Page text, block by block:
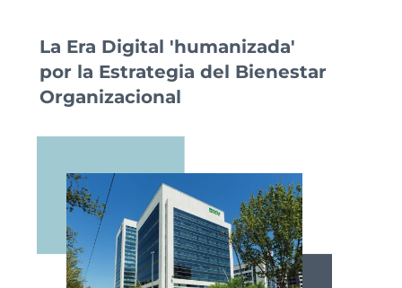
La Era Digital 'humanizada'
por la Estrategia del Bienestar
Organizacional